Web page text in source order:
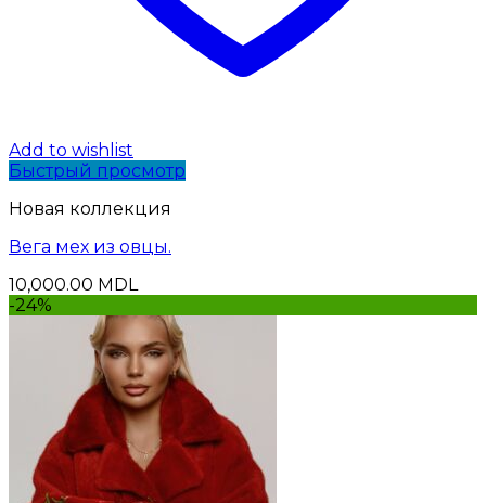
Add to wishlist
Быстрый просмотр
Новая коллекция
Вега мех из овцы.
10,000.00 MDL
-24%